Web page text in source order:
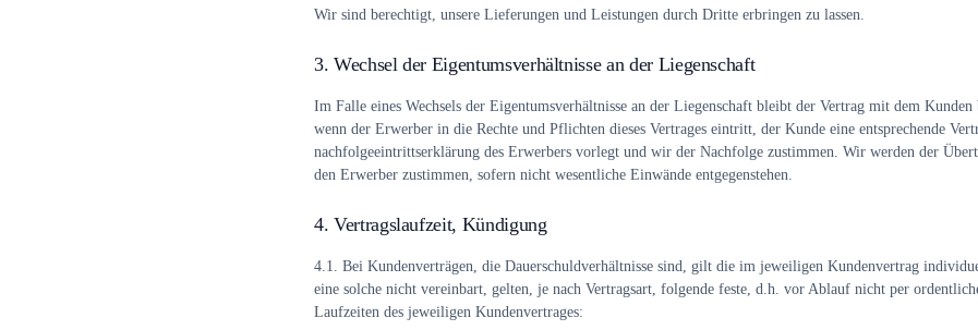
Wir sind berechtigt, unsere Lieferungen und Leistungen durch Dritte erbringen zu lassen.
3. Wechsel der Eigentumsverhältnisse an der Liegenschaft
Im Falle eines Wechsels der Eigentumsverhältnisse an der Liegenschaft bleibt der Vertrag mit dem
wenn der Erwerber in die Rechte und Pflichten dieses Vertrages eintritt, der Kunde eine entsprechende
nachfolgeeintrittserklärung des Erwerbers vorlegt und wir der Nachfolge zustimmen. Wir werden der
den Erwerber zustimmen, sofern nicht wesentliche Einwände entgegenstehen.
4. Vertragslaufzeit, Kündigung
4.1. Bei Kundenverträgen, die Dauerschuldverhältnisse sind, gilt die im jeweiligen Kundenvertrag
eine solche nicht vereinbart, gelten, je nach Vertragsart, folgende feste, d.h. vor Ablauf nicht per
Laufzeiten des jeweiligen Kundenvertrages: